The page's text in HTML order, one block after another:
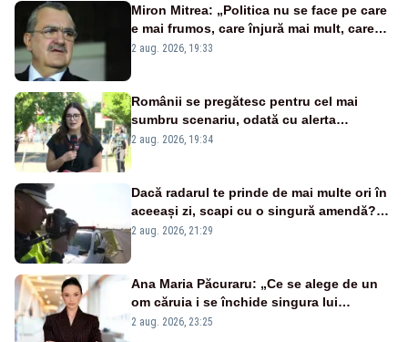
Miron Mitrea: „Politica nu se face pe care
e mai frumos, care înjură mai mult, care
țipă mai tare, ci pe proiecte”
2 aug. 2026, 19:33
Românii se pregătesc pentru cel mai
sumbru scenariu, odată cu alerta
energetică
2 aug. 2026, 19:34
Dacă radarul te prinde de mai multe ori în
aceeași zi, scapi cu o singură amendă?
Ce spune legea
2 aug. 2026, 21:29
Ana Maria Păcuraru: „Ce se alege de un
om căruia i se închide singura lui
portiță?”
2 aug. 2026, 23:25